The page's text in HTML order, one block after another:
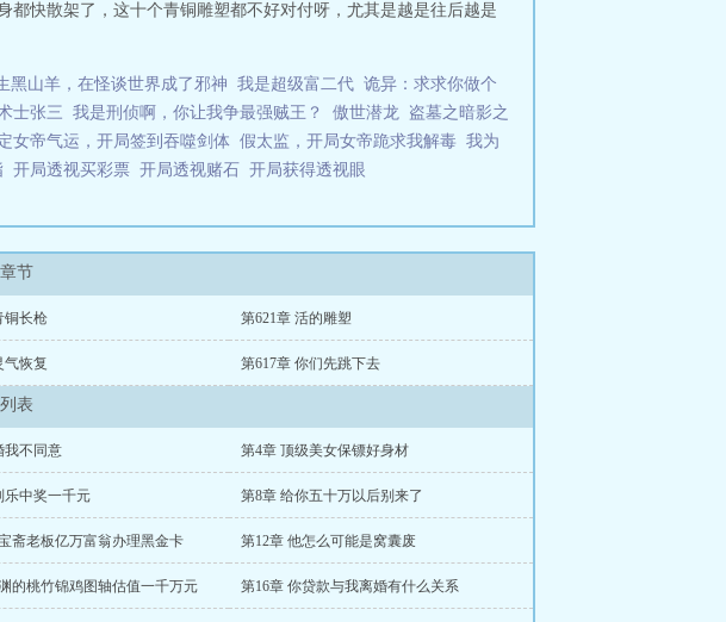
快散架了，这十个青铜雕塑都不好对付呀，尤其是越是往后越是
黑山羊，在怪谈世界成了邪神 我是超级富二代 诡异：求求你做个
士张三 我是刑侦啊，你让我争最强贼王？ 傲世潜龙 盗墓之暗影之
女帝气运，开局签到吞噬剑体 假太监，开局女帝跪求我解毒 我为
开局透视买彩票 开局透视赌石 开局获得透视眼
节
铜长枪 第621章 活的雕塑
气恢复 第617章 你们先跳下去
表
我不同意 第4章 顶级美女保镖好身材
乐中奖一千元 第8章 给你五十万以后别来了
斋老板亿万富翁办理黑金卡 第12章 他怎么可能是窝囊废
的桃竹锦鸡图轴估值一千万元 第16章 你贷款与我离婚有什么关系